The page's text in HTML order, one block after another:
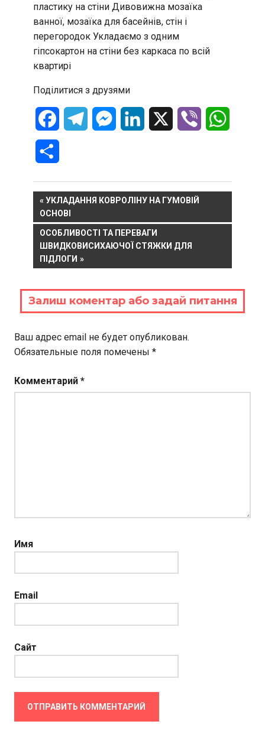
пластику на стіни Дивовижна мозаїка
ванної, мозаїка для басейнів, стін і
перегородок Укладаємо з одним
гіпсокартон на стіни без каркаса по всій
квартирі
Поділитися з друзями
FacebookTelegramMessenger
LinkedIn Viber
Навигация
по
записям
PREVIOUS
POST:
УКЛАДАННЯ КОВРОЛІНУ НА ГУМОВІЙ
ОСНОВІ
NEXT
POST:
ОСОБЛИВОСТІ ТА ПЕРЕВАГИ
ШВИДКОВИСИХАЮЧОЇ СТЯЖКИ ДЛЯ
ПІДЛОГИ
Залиш коментар або задай питання
Ваш адрес email не будет опубликован.
Обязательные поля помечены *
Комментарий *
Имя
Email
Сайт